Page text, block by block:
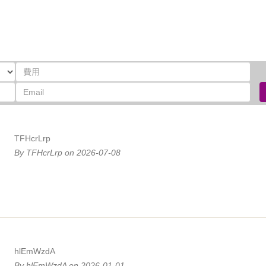
TFHcrLrp
By TFHcrLrp on 2026-07-08
hlEmWzdA